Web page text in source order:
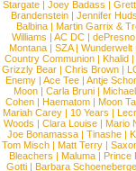
Stargate| Joey Badass |
Brandenstein| Jennifer
Balbina | Martin Garrix &
Williams | AC DC| dePresno
Montana| SZA| Wunderwelt|
Country Communion | Khalid |
Grizzly Bear | Chris Brown |
Enemy | Ace Tee | Antje
Moon| Carla Bruni|
Cohen| Haematom| Moon
Mariah Carey | 10 Years |
Woods | Clara Louise| Mario
Joe Bonamassa | Tinashe |
Tom Misch| Matt Terry|
Bleachers | Maluma | Prince
Gotti| Barbara